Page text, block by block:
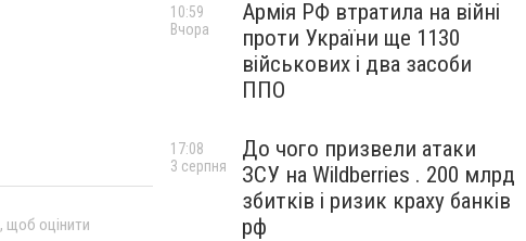
, щоб оцінити
Армія РФ втратила на війні
проти України ще 1130
військових і два засоби
ППО
10:59
Вчора
До чого призвели атаки
ЗСУ на Wildberries . 200 млрд
збитків і ризик краху банків
рф
17:08
3 серпня